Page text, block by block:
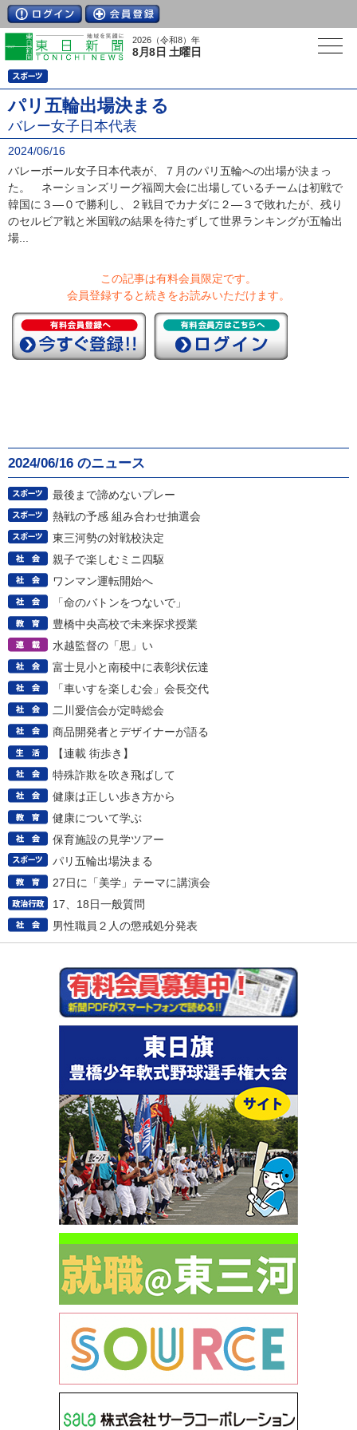
2026（令和8）年
8月8日 土曜日
パリ五輪出場決まる
バレー女子日本代表
2024/06/16
バレーボール女子日本代表が、７月のパリ五輪への出場が決まっ
た。 ネーションズリーグ福岡大会に出場しているチームは初戦で
韓国に３―０で勝利し、２戦目でカナダに２―３で敗れたが、残り
のセルビア戦と米国戦の結果を待たずして世界ランキングが五輪出
場...
この記事は有料会員限定です。
会員登録すると続きをお読みいただけます。
2024/06/16 のニュース
最後まで諦めないプレー
熱戦の予感 組み合わせ抽選会
東三河勢の対戦校決定
親子で楽しむミニ四駆
ワンマン運転開始へ
「命のバトンをつないで」
豊橋中央高校で未来探求授業
水越監督の「思」い
富士見小と南稜中に表彰状伝達
「車いすを楽しむ会」会長交代
二川愛信会が定時総会
商品開発者とデザイナーが語る
【連載 街歩き】
特殊詐欺を吹き飛ばして
健康は正しい歩き方から
健康について学ぶ
保育施設の見学ツアー
パリ五輪出場決まる
27日に「美学」テーマに講演会
17、18日一般質問
男性職員２人の懲戒処分発表